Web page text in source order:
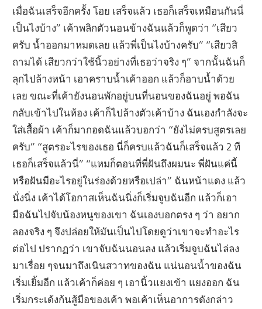
เมื่อฉันเสร็จอีกครั้ง โอย เสร็จแล้ว เธอก็เสร็จเหมือนกันนี่
เป็นไงบ้าง” เค้าพลิกตัวนอนข้างฉันแล้วก็พูดว่า “เสียว
ครับ น้ำออกมาหมดเลย แล้วพี่เป็นไงบ้างครับ” “เสียวสิ
ถามได้ เสียวกว่าใช้นิ้วอย่างที่เธอว่าจริง ๆ” จากนั้นฉันก็
ลุกไปล้างหน้า เอาคราบน้ำเค้าออก แล้วก็อาบน้ำด้วย
เลย ขณะที่เค้ายังนอนพักอยู่บนที่นอนของฉันอยู่ พอฉัน
กลับเข้าไปในห้อง เค้าก็ไปล้างตัวเค้าบ้าง ฉันเองกำลังจะ
ใส่เสื้อผ้า เค้าก็มากอดฉันแล้วบอกว่า “ยังไม่ครบสูตรเลย
ครับ” “สูตรอะไรของเธอ นี่ก็ครบแล้วฉันก็เสร็จแล้ว 2 ที
เธอก็เสร็จแล้วนี่” “แหมก็ตอนที่พี่ฝันถึงผมนะ พี่ฝันแค่นี้
หรือฝันมีอะไรอยู่ในร่องด้วยหรือเปล่า” ฉันหน้าแดง แล้ว
นั่งนิ่ง เค้าได้โอกาสเห็นฉันนิ่งก็เริ่มจูบฉันอีก แล้วก็เอา
มือฉันไปจับน้องหนูของเขา ฉันเองบอกตรง ๆ ว่า อยาก
ลองจริง ๆ จึงปล่อยให้มันเป็นไปโดยดูว่าเขาจะทำอะไร
ต่อไป ปรากฏว่า เขาจับฉันนอนลง แล้วเริ่มจูบฉันไล่ลง
มาเรื่อย ๆจนมาถึงเนินสวาทของฉัน แน่นอนน้ำของฉัน
เริ่มเยิ้มอีก แล้วเค้าก็ค่อย ๆ เอานิ้วแยงเข้า แยงออก ฉัน
เริ่มกระเด้งก้นสู้มือของเค้า พอเค้าเห็นอาการดังกล่าว